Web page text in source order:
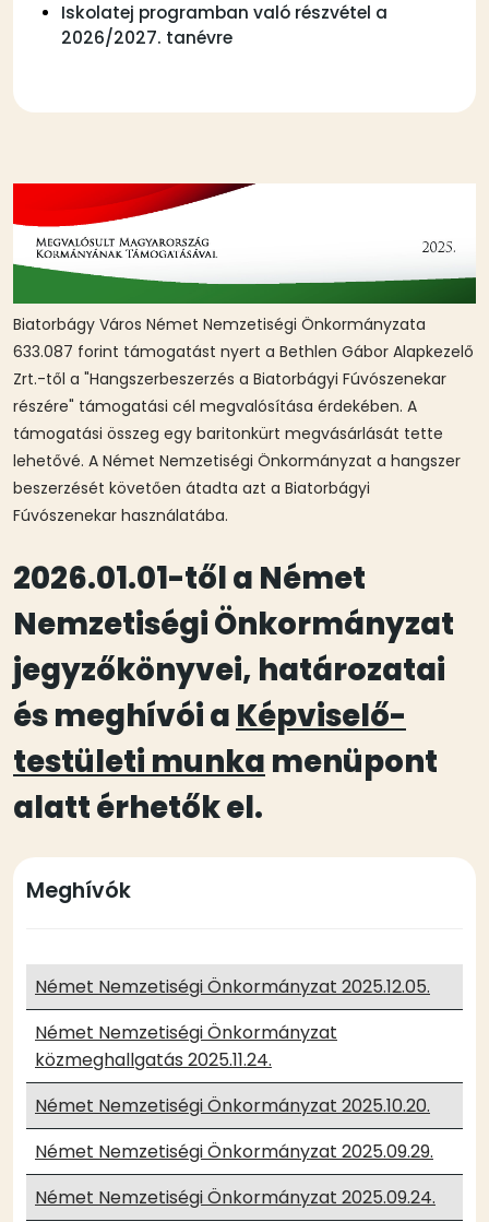
Iskolatej programban való részvétel a
2026/2027. tanévre
Biatorbágy Város Német Nemzetiségi Önkormányzata
633.087 forint támogatást nyert a Bethlen Gábor Alapkezelő
Zrt.-től a "Hangszerbeszerzés a Biatorbágyi Fúvószenekar
részére" támogatási cél megvalósítása érdekében. A
támogatási összeg egy baritonkürt megvásárlását tette
lehetővé. A Német Nemzetiségi Önkormányzat a hangszer
beszerzését követően átadta azt a Biatorbágyi
Fúvószenekar használatába.
2026.01.01-től a Német
Nemzetiségi Önkormányzat
jegyzőkönyvei, határozatai
és meghívói a Képviselő-
testületi munka menüpont
alatt érhetők el.
Meghívók
Német Nemzetiségi Önkormányzat 2025.12.05.
Német Nemzetiségi Önkormányzat
közmeghallgatás 2025.11.24.
Német Nemzetiségi Önkormányzat 2025.10.20.
Német Nemzetiségi Önkormányzat 2025.09.29.
Német Nemzetiségi Önkormányzat 2025.09.24.